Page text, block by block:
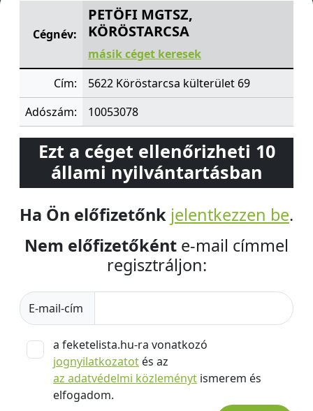
PETÖFI MGTSZ, KÖRÖSTARCSAkülterület 69
Cégnév:
PETÖFI MGTSZ,
KÖRÖSTARCSA
másik céget keresek
Cím:
5622 Köröstarcsa külterület 69
Adószám:
10053078
Ezt a céget ellenőrizheti 10
állami nyilvántartásban
Ha Ön előfizetőnk jelentkezzen be.
Nem előfizetőként e-mail címmel
regisztráljon:
E-mail-cím
a feketelista.hu-ra vonatkozó
jognyilatkozatot és az
az adatvédelmi közleményt ismerem és
elfogadom.